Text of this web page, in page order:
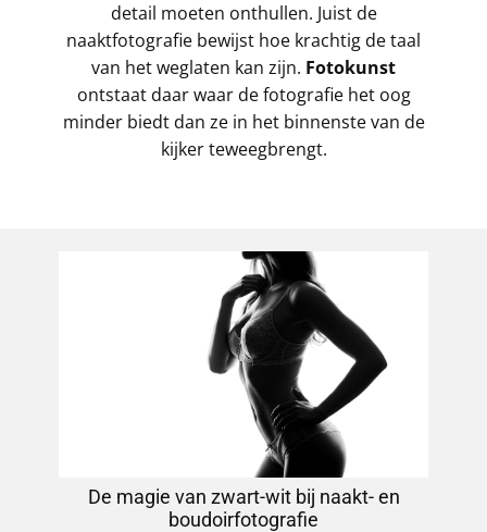
detail moeten onthullen. Juist de
naaktfotografie bewijst hoe krachtig de taal
van het weglaten kan zijn. Fotokunst
ontstaat daar waar de fotografie het oog
minder biedt dan ze in het binnenste van de
kijker teweegbrengt.
De magie van zwart-wit bij naakt- en
boudoirfotografie